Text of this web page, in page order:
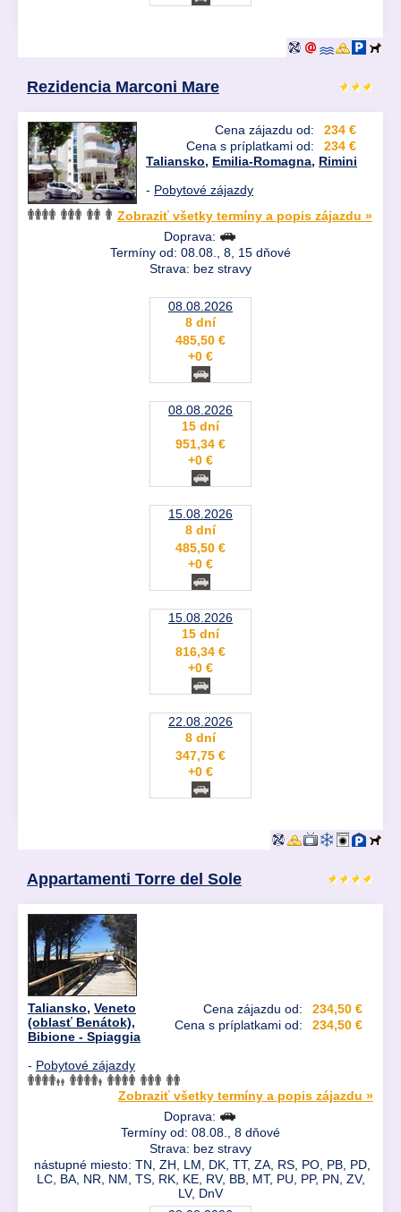
Rezidencia Marconi Mare
Cena zájazdu od:
234 €
Cena s príplatkami od:
234 €
Taliansko, Emilia-Romagna, Rimini
- Pobytové zájazdy
Zobraziť všetky termíny a popis zájazdu »
Doprava:
Termíny od: 08.08., 8, 15 dňové
Strava: bez stravy
08.08.2026
8 dní
485,50 €
+0 €
08.08.2026
15 dní
951,34 €
+0 €
15.08.2026
8 dní
485,50 €
+0 €
15.08.2026
15 dní
816,34 €
+0 €
22.08.2026
8 dní
347,75 €
+0 €
Appartamenti Torre del Sole
Cena zájazdu od:
234,50 €
Cena s príplatkami od:
234,50 €
Taliansko, Veneto
(oblasť Benátok),
Bibione - Spiaggia
- Pobytové zájazdy
Zobraziť všetky termíny a popis zájazdu »
Doprava:
Termíny od: 08.08., 8 dňové
Strava: bez stravy
nástupné miesto: TN, ZH, LM, DK, TT, ZA, RS, PO, PB, PD,
LC, BA, NR, NM, TS, RK, KE, RV, BB, MT, PU, PP, PN, ZV,
LV, DnV